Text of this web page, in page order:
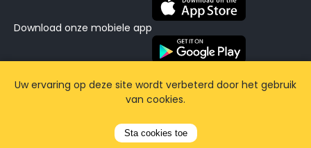
Download onze mobiele app
©2015-2026 Airporttaxis.com.Alle rechten
voorbehouden | Powered byCodiCo.io
Uw ervaring op deze site wordt verbeterd door het gebruik
van cookies.
Sta cookies toe